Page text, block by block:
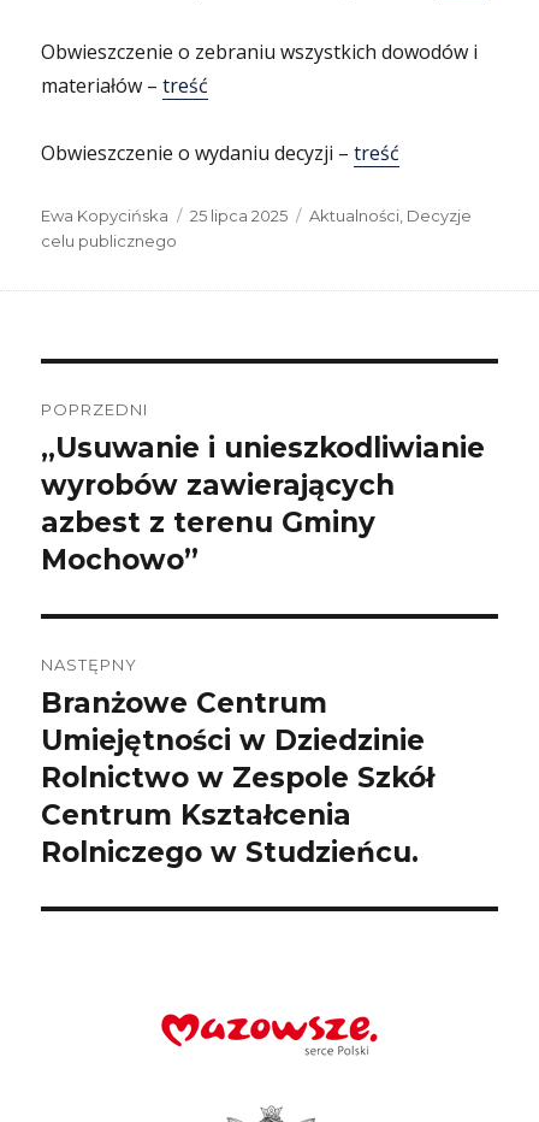
Obwieszczenie o zebraniu wszystkich dowodów i
materiałów –treść
Obwieszczenie o wydaniu decyzji –treść
Autor
Ewa Kopycińska
Data
25 lipca 2025 Kategorie
Aktualności Decyzje
celu publicznego
wpisu
POPRZEDNI
Poprzedni
wpis:
„Usuwanie i unieszkodliwianie
wyrobów zawierających
azbest z terenu Gminy
Mochowo”
NASTĘPNY
Następny
wpis:
Branżowe Centrum
Umiejętności w Dziedzinie
Rolnictwo w Zespole Szkół
Centrum Kształcenia
Rolniczego w Studzieńcu.